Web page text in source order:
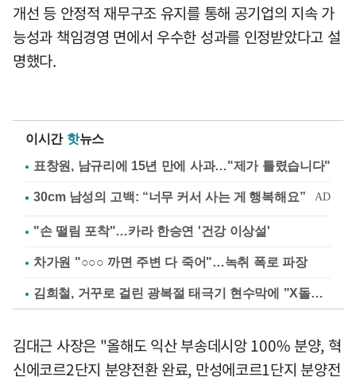
개선 등 안정적 재무구조 유지를 통해 공기업의 지속 가
능성과 책임경영 면에서 우수한 성과를 인정받았다고 설
명했다.
이시간 핫뉴스
표창원, 남규리에 15년 만에 사과…"제가 틀렸습니다"
"손 떨림 포착"…카라 한승연 '건강 이상설'
차가원 "○○○ 까면 주변 다 죽어"…녹취 폭로 파장
김희철, 거꾸로 걸린 광복절 태극기 현수막에 "X돌았네"
김대근 사장은 "올해도 익산 부송데시앙 100% 분양, 혁
신에코르2단지 분양전환 완료, 만성에코르1단지 분양전